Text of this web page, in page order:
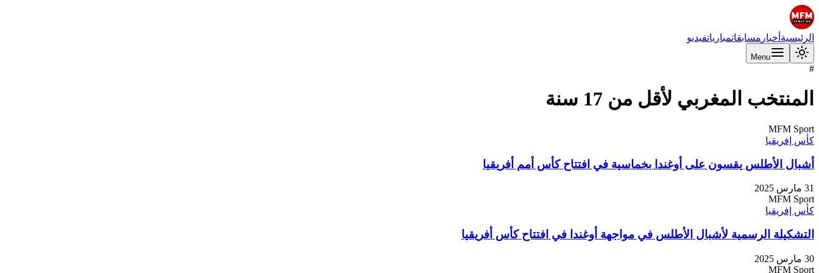
الرئيسية أخبار مسابقاتمبارياتفيديو
Menu
#
المنتخب المغربي لأقل من 17 سنة
MFM Sport
كأس إفريقيا
أشبال الأطلس يقسون على أوغندا بخماسية في افتتاح كأس أمم أفريقيا
31 مارس 2025
MFM Sport
كأس إفريقيا
التشكيلة الرسمية لأشبال الأطلس في مواجهة أوغندا في افتتاح كأس أفريقيا
30 مارس 2025
MFM Sport